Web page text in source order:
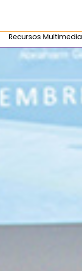
Recursos Multimedia